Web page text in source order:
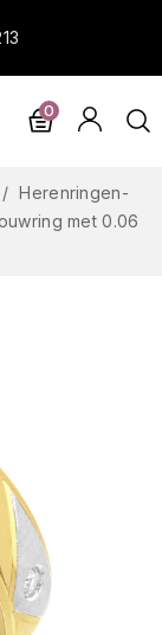
0
Herenringen-
met 0.06